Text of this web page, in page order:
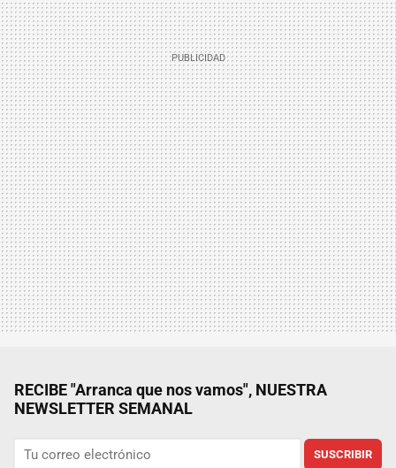
RECIBE "Arranca que nos vamos", NUESTRA
NEWSLETTER SEMANAL
SUSCRIBIR